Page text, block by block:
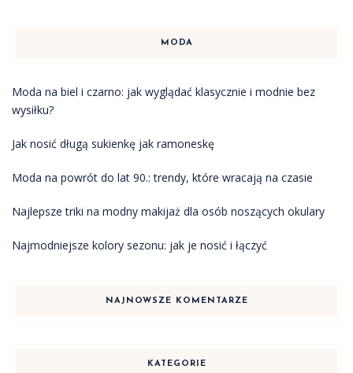
MODA
Moda na biel i czarno: jak wyglądać klasycznie i modnie bez
wysiłku?
Jak nosić długą sukienkę jak ramoneskę
Moda na powrót do lat 90.: trendy, które wracają na czasie
Najlepsze triki na modny makijaż dla osób noszących okulary
Najmodniejsze kolory sezonu: jak je nosić i łączyć
NAJNOWSZE KOMENTARZE
KATEGORIE